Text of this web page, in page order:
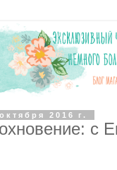
2016 г.
с